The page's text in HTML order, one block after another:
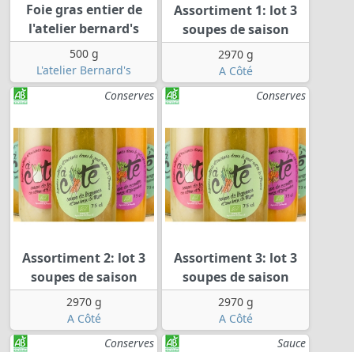
Foie gras entier de
l'atelier bernard's
500 g
L'atelier Bernard's
Assortiment 1: lot 3
soupes de saison
2970 g
A Côté
Conserves
Assortiment 2: lot 3
soupes de saison
2970 g
A Côté
Conserves
Assortiment 3: lot 3
soupes de saison
2970 g
A Côté
Conserves
Sauce